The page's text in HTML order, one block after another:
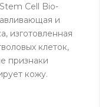
Cell Bio-
и
изготовленная
клеток,
признаки
кожу.